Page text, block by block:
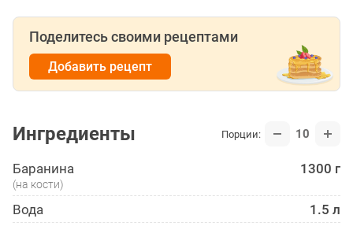
Поделитесь своими рецептами
Добавить рецепт
Ингредиенты Порции: 10
Баранина 1300 г
(на кости)
Вода
1.5 л